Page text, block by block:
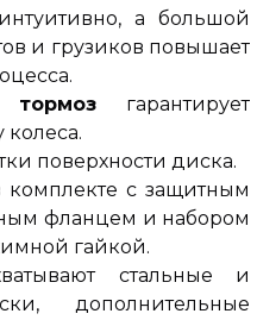
а большой
и грузиков повышает
тормоз гарантирует
колеса.
поверхности диска.
комплекте с защитным
фланцем и набором
гайкой.
стальные и
дополнительные